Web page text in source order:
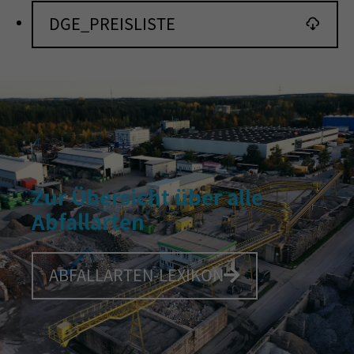
DGE_PREISLISTE
Zur Übersicht über alle
Abfallarten
ABFALLARTEN-LEXIKON
Inhalte von Videoplattformen und Social-Media-Plattformen werden
standardmäßig blockiert. Wenn Cookies von externen Medien
akzeptiert werden, bedarf der Zugriff auf diese Inhalte keiner
powered by Borlabs Cookie
Datenschutzerklärung Impressum